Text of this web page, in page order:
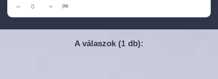
0
A válaszok (1 db):